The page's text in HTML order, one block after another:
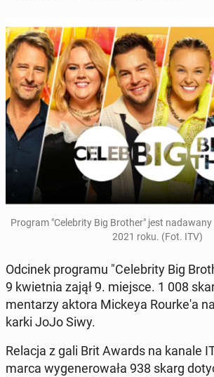
Program "Ce­le­bri­ty Big Brother" jest nada­wa­ny
2021 roku. (Fot. ITV)
Odcinek pro­gra­mu "Ce­le­bri­ty Big
9 kwiet­nia zajął 9. miejsce. 1 008
men­ta­rzy aktora Mickeya Ro­ur­ke­'a
kar­ki JoJo Siwy.
Relacja z gali Brit Awards na kanale
marca wy­ge­ne­ro­wa­ła 938 skarg